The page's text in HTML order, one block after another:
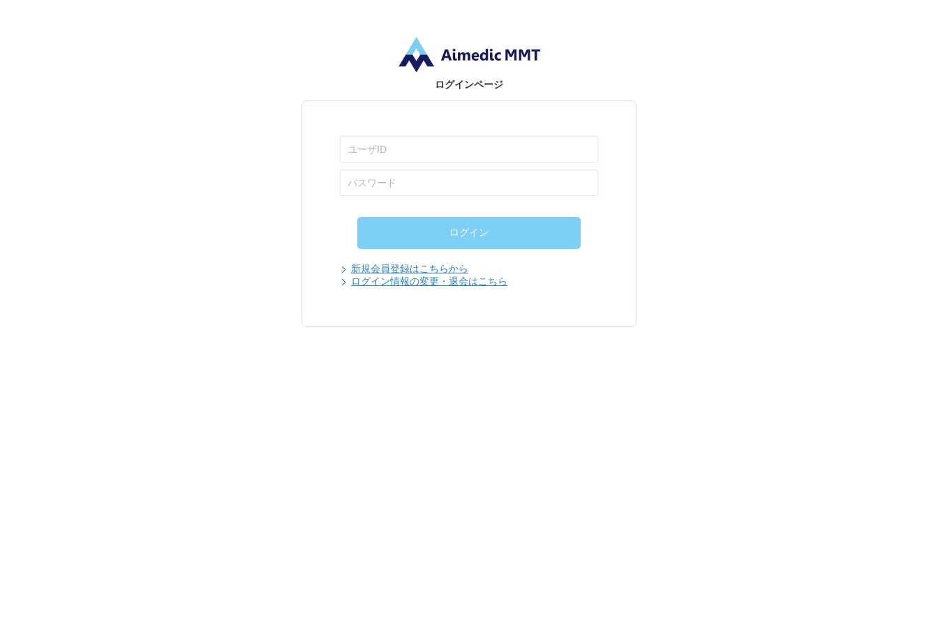
ログインページ
新規会員登録はこちらから
ログイン情報の変更・退会はこちら